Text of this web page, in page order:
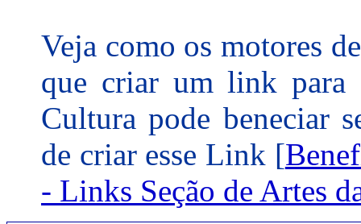
Veja como os motores
que criar um link para
Cultura pode beneciar
de criar esse Link [
- Links Seção de Artes